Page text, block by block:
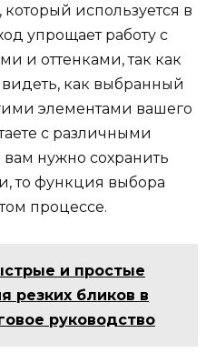
используется в
упрощает работу с
и оттенками, так как
как выбранный
элементами вашего
с различными
нужно сохранить
то функция выбора
процессе.
и простые
резких бликов в
руководство